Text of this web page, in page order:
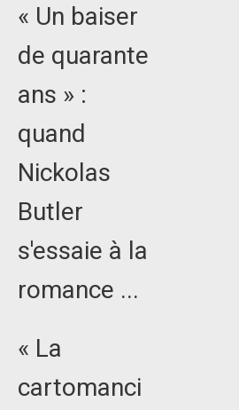
« Un baiser
de quarante
ans » :
quand
Nickolas
Butler
s'essaie à la
romance ...
« La
cartomanci